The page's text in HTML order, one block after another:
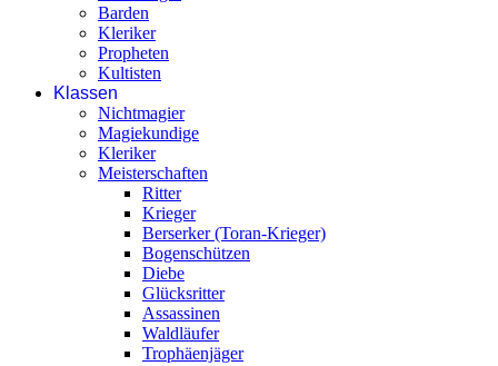
Barden
Kleriker
Propheten
Kultisten
Klassen
Nichtmagier
Magiekundige
Kleriker
Meisterschaften
Ritter
Krieger
Berserker (Toran-Krieger)
Bogenschützen
Diebe
Glücksritter
Assassinen
Waldläufer
Trophäenjäger